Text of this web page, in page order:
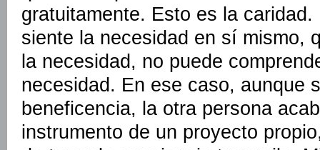
gratuitamente. Esto es la
siente la necesidad en sí mismo,
la necesidad, no puede
necesidad. En ese caso, aunque
beneficencia, la otra persona
instrumento de un proyecto